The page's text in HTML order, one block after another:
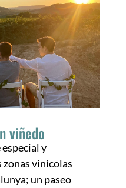
viñedo
y
zonas vinícolas
un paseo